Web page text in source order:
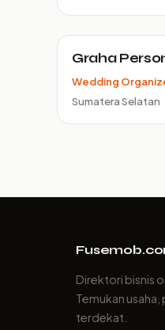
Graha
Wedding
Sumatera Selatan
Direktori bisnis
Temukan
terdekat.